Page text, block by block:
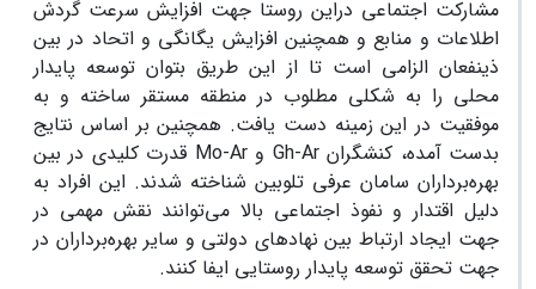
مشارکت اجتماعی دراین روستا جهت افزایش سرعت گردش
اطلاعات و منابع و همچنین افزایش یگانگی و اتحاد در بین
ذینفعان الزامی است تا از این طریق بتوان توسعه پایدار
محلی را به شکلی مطلوب در منطقه مستقر ساخته و به
موفقیت در این زمینه دست یافت. همچنین بر اساس نتایج
بدست آمده، کنشگران Gh-Ar و Mo-Ar قدرت کلیدی در بین
بهره‌برداران سامان عرفی تلوبین شناخته شدند. این افراد به
دلیل اقتدار و نفوذ اجتماعی بالا می‌توانند نقش مهمی در
جهت ایجاد ارتباط بین نهادهای دولتی و سایر بهره‌برداران در
جهت تحقق توسعه پایدار روستایی ایفا کنند.